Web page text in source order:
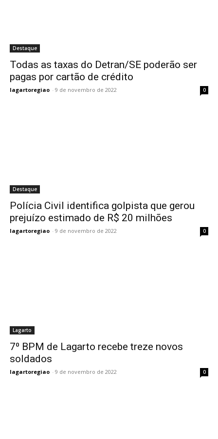
Destaque
Todas as taxas do Detran/SE poderão ser
pagas por cartão de crédito
lagartoregiao - 9 de novembro de 2022 0
Destaque
Polícia Civil identifica golpista que gerou
prejuízo estimado de R$ 20 milhões
lagartoregiao - 9 de novembro de 2022 0
Lagarto
7⁰ BPM de Lagarto recebe treze novos
soldados
lagartoregiao - 9 de novembro de 2022 0